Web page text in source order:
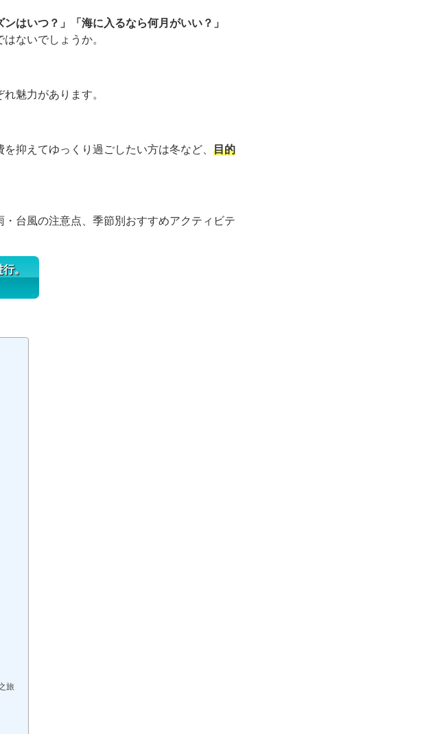
ンはいつ？」「海に入るなら何月がいい？」
ないでしょうか。
魅力があります。
抑えてゆっくり過ごしたい方は冬など、 目的
台風の注意点、季節別おすすめアクティビテ
。
旅